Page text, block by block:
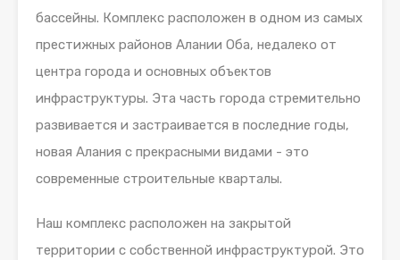
бассейны. Комплекс расположен в одном из самых
престижных районов Алании Оба, недалеко от
центра города и основных объектов
инфраструктуры. Эта часть города стремительно
развивается и застраивается в последние годы,
новая Алания с прекрасными видами - это
современные строительные кварталы.
Наш комплекс расположен на закрытой
территории с собственной инфраструктурой. Это